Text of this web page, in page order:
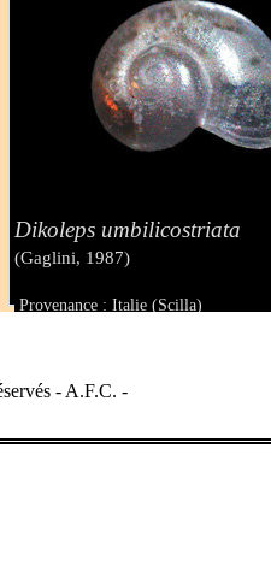
Dikoleps umbilicostriata
(Gaglini, 1987)
Provenance : Italie (Scilla)
- A.F.C. -